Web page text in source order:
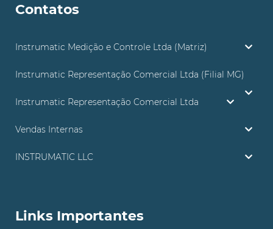
Contatos
Instrumatic Medição e Controle Ltda (Matriz)
Instrumatic Representação Comercial Ltda (Filial MG)
Instrumatic Representação Comercial Ltda
Vendas Internas
INSTRUMATIC LLC
Links Importantes